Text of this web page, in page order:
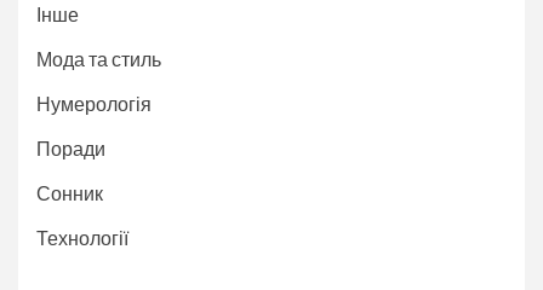
Інше
Мода та стиль
Нумерологія
Поради
Сонник
Технології